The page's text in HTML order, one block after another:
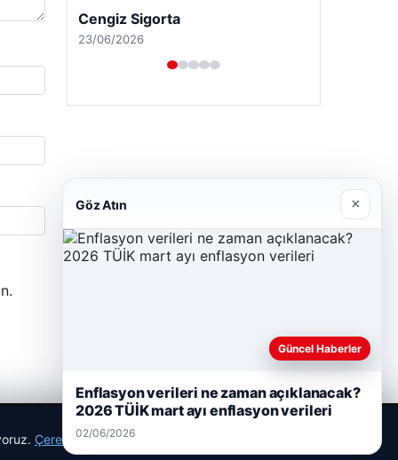
Cengiz Sigorta
23/06/2026
Çerez Politikamız
Göz Atın ×
Güncel Haberler
Enflasyon verileri ne zaman açıklanacak?
2026 TÜİK mart ayı enflasyon verileri
02/06/2026